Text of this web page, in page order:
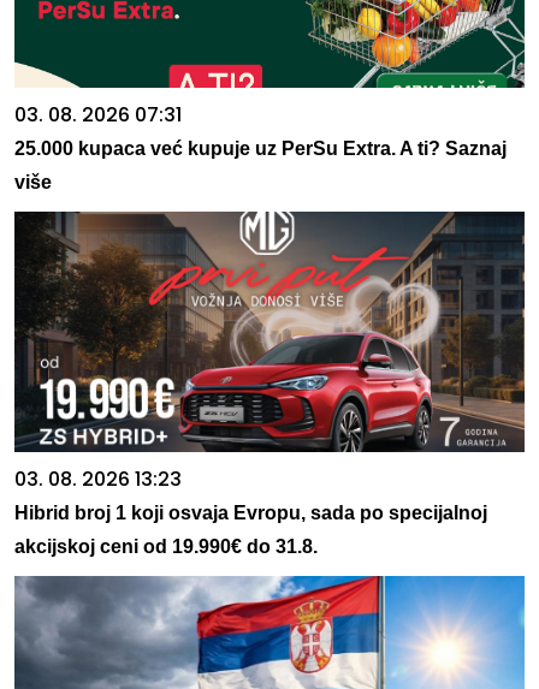
03. 08. 2026 07:31
25.000 kupaca već kupuje uz PerSu Extra. A ti? Saznaj
više
03. 08. 2026 13:23
Hibrid broj 1 koji osvaja Evropu, sada po specijalnoj
akcijskoj ceni od 19.990€ do 31.8.